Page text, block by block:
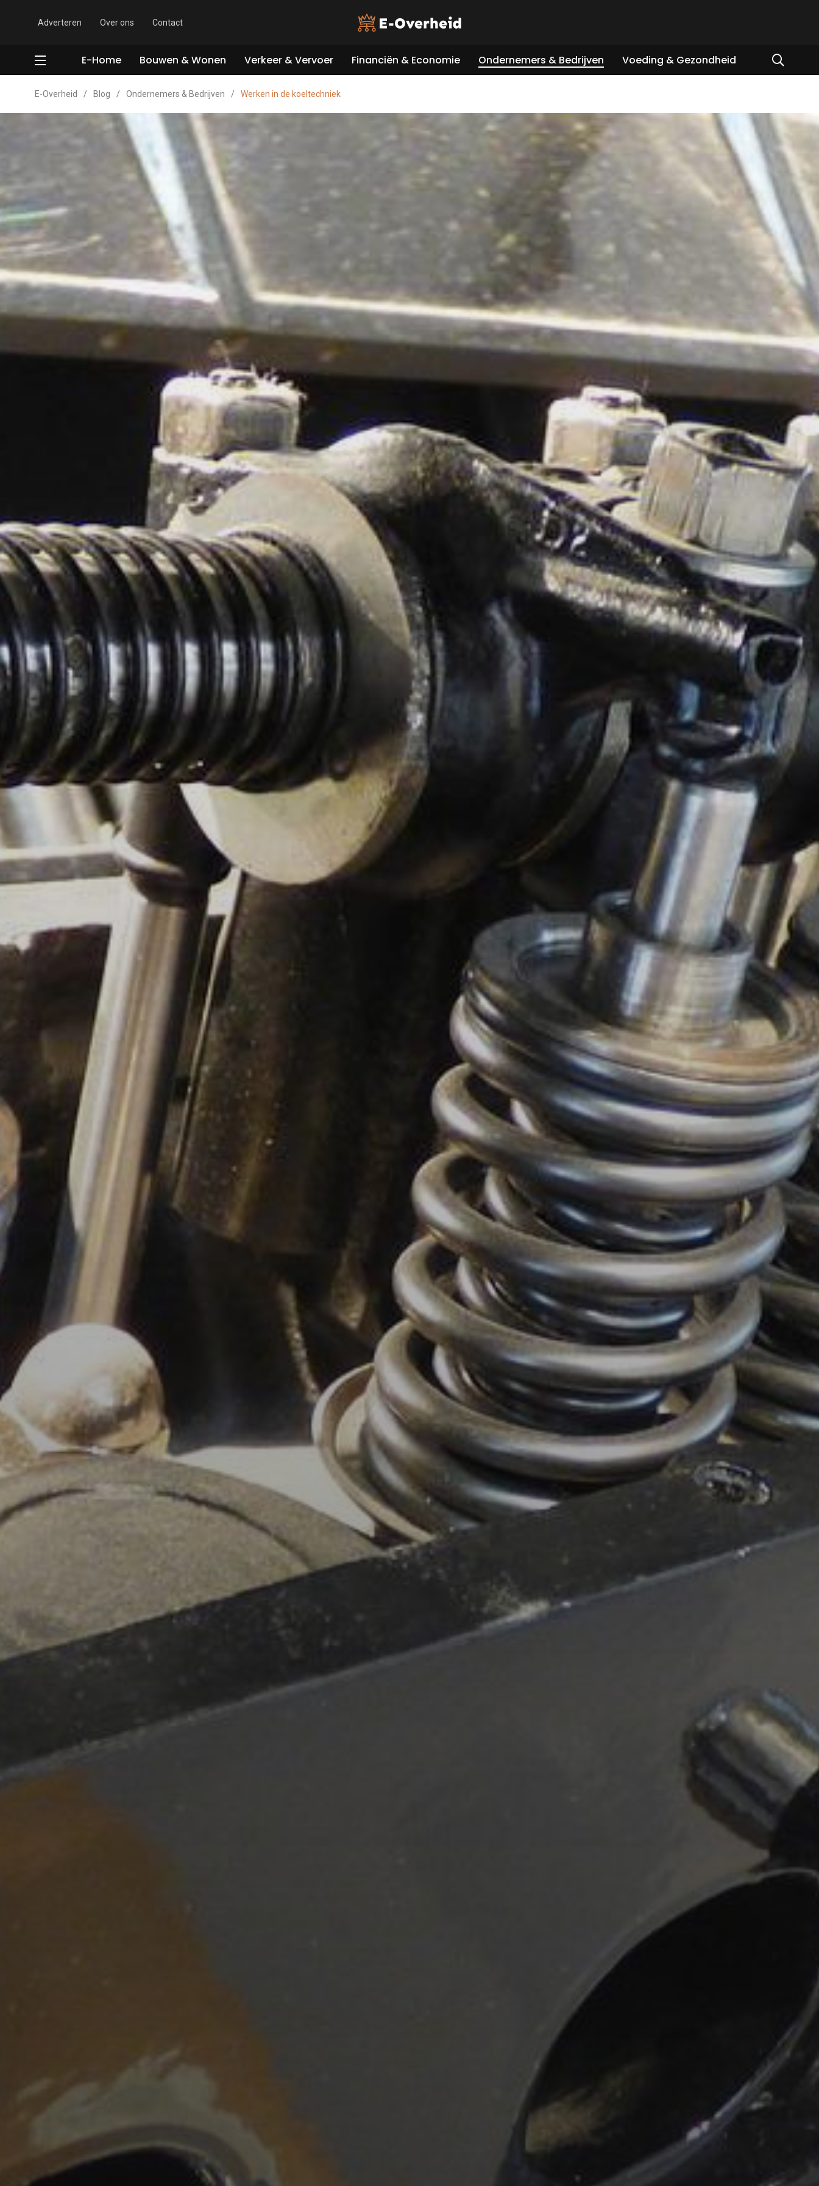
Adverteren Over ons Contact
E-Home Bouwen & Wonen Verkeer & Vervoer Financiën & Economie Ondernemers & Bedrijven Voeding & Gezondheid
E-Overheid / Blog / Ondernemers & Bedrijven / Werken in de koeltechniek